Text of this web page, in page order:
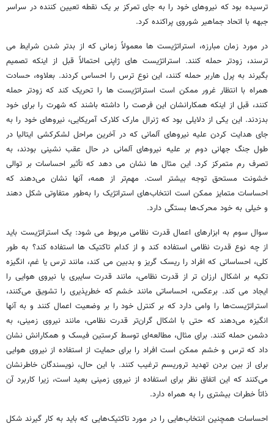
ترسیده بود که نیروهای خود را به جای تمرکز بر یک نقطه تعیین کننده در سراسر
جبهه با اتحاد جماهیر شوروی پراکنده کرد.
در مورد زمان مبارزه، استراتژیست ها معمولاً زمانی که از بدتر شدن شرایط می
ترسند، زودتر حمله کنند. استراتژیست های ژاپنی احتمالاً قبل از اینکه تصمیم
بگیرند به پرل هاربر حمله کنند، این نوع ترس را احساس کردند. بعلاوه، حسادت
همراه با انتظار غرور ممکن است استراتژیست ها را تحریک کند که زودتر حمله
کنند، قبل از اینکه همکارانشان این فرصت را داشته باشند که شهرت را برای خود
بدزدند. این یکی از دلایلی بود که ژنرال مارک کلارک آمریکایی، نیروهای خود را به
جای هدایت کردن علیه نیروهای آلمانی که در آخرین مراحل لشکرکشی ایتالیا در
طول جنگ جهانی دوم بر علیه نیروهای آلمانی در حال عقب نشینی بودند، به
تصرف رم متمرکز کرد. این مثال ها نشان می دهد که تأثیر احساسات بر توالی
خشونت مستحق توجه بیشتر است. مهم‌تر از همه، آنها نشان می‌دهند که
احساسات متمایز ممکن است انتخاب‌های استراتژیک را به‌طور متفاوتی شکل دهند
و خیلی به خود محرک‌ها بستگی دارد.
سوال سوم به ابزارهای اعمال قدرت نظامی مربوط می شود: یک استراتژیست باید
از چه نوع قدرت نظامی استفاده کند و از کدام تاکتیک ها استفاده کند؟ به طور
کلی، احساساتی که افراد را ریسک گریز و بدبین می کند، مانند ترس یا غم، انگیزه
تکیه بر اشکال ارزان تر از قدرت نظامی، مانند قدرت سایبری یا نیروی هوایی را
ایجاد می کند. برعکس، احساساتی مانند خشم که خطرپذیری را تشویق می‌کنند،
استراتژیست‌ها را وامی دارد که بر کنترل خود را بر وضعیت اعمال کنند و به آنها
انگیزه می‌دهند که حتی با اشکال گران‌تر قدرت نظامی، مانند نیروی زمینی، به
دشمن حمله کنند. برای مثال، مطالعه‌ای توسط کرستین فیسک و همکارانش نشان
داد که ترس و خشم ممکن است افراد را برای حمایت از استفاده از نیروی هوایی
برای از بین بردن تهدید تروریسم ترغیب کنند. با این حال، نویسندگان خاطرنشان
می‌کنند که این اتفاق نظر برای استفاده از نیروی زمینی بعید است، زیرا کاربرد آن
ذاتاً خطرات بیشتری را به همراه دارد.
احساسات همچنین انتخاب‌هایی را در مورد تاکتیک‌هایی که باید به کار گیرند شکل